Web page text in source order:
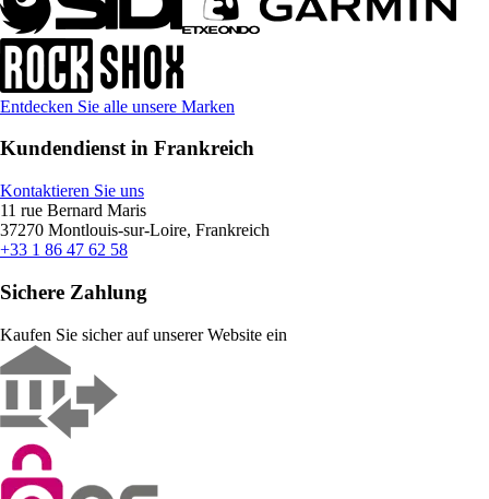
Entdecken Sie alle unsere Marken
Kundendienst in Frankreich
Kontaktieren Sie uns
11 rue Bernard Maris
37270 Montlouis-sur-Loire, Frankreich
+33 1 86 47 62 58
Sichere Zahlung
Kaufen Sie sicher auf unserer Website ein